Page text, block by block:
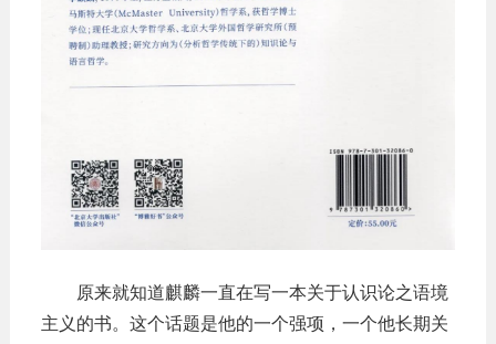
原来就知道麒麟一直在写一本关于认识论之语境
主义的书。这个话题是他的一个强项，一个他长期关